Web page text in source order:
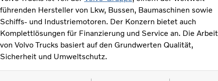
führenden Hersteller von Lkw, Bussen, Baumaschinen sowie
Schiffs- und Industriemotoren. Der Konzern bietet auch
Komplettlösungen für Finanzierung und Service an. Die Arbeit
von Volvo Trucks basiert auf den Grundwerten Qualität,
Sicherheit und Umweltschutz.